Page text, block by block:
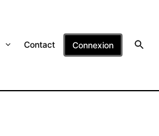
Contact Connexion